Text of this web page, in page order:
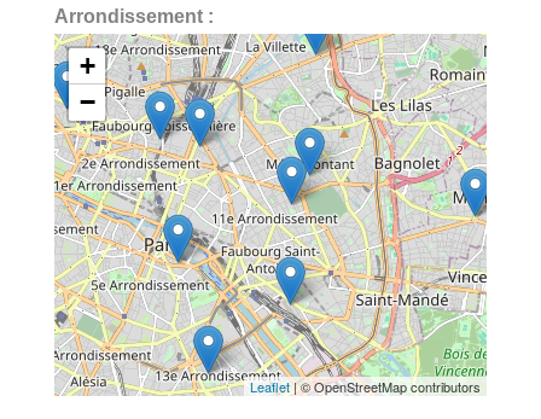
Arrondissement :
+
−
Leaflet| © OpenStreetMap contributors